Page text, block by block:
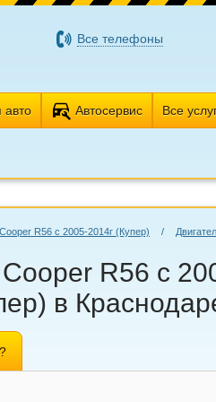
Все телефоны
авто Автосервис Все
Cooper R56 с 2005-2014г (Купер) /
R56 с
в